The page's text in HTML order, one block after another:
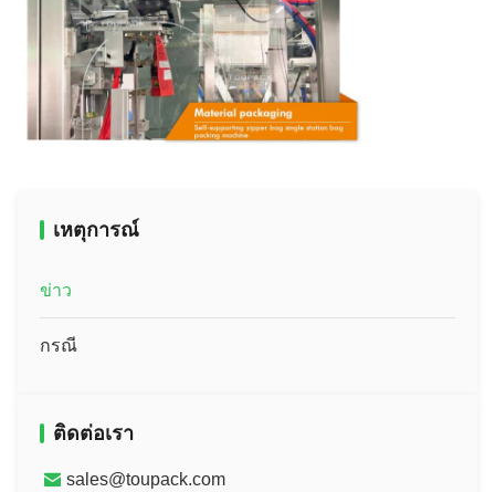
เหตุการณ์
ข่าว
กรณี
ติดต่อเรา
sales@toupack.com